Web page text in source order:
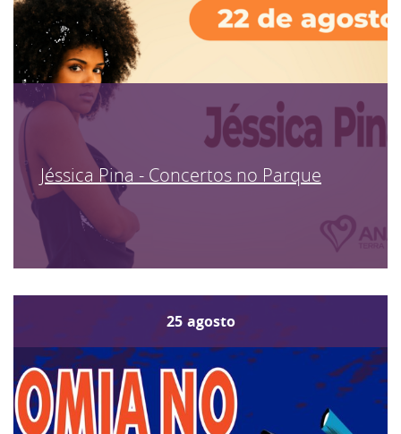
Jéssica Pina - Concertos no Parque
25 agosto